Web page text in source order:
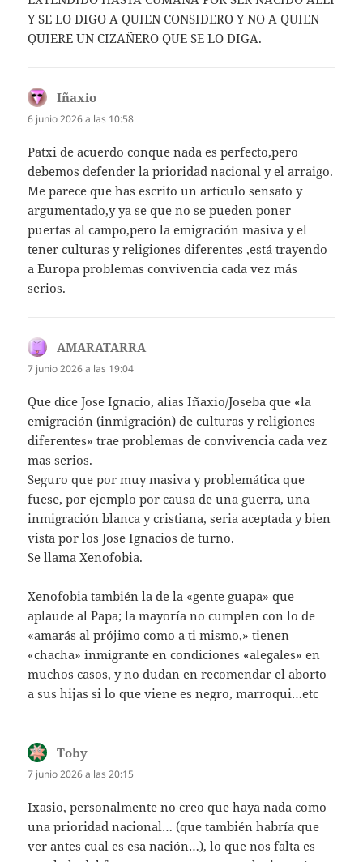
Y SE LO DIGO A QUIEN CONSIDERO Y NO A QUIEN
QUIERE UN CIZAÑERO QUE SE LO DIGA.
Iñaxio
6 junio 2026 a las 10:58
Patxi de acuerdo conque nada es perfecto,pero
debemos defender la prioridad nacional y el arraigo.
Me parece que has escrito un artículo sensato y
argumentado,y ya se que no se pueden poner
puertas al campo,pero la emigración masiva y el
tener culturas y religiones diferentes ,está trayendo
a Europa problemas convivencia cada vez más
serios.
AMARATARRA
7 junio 2026 a las 19:04
Que dice Jose Ignacio, alias Iñaxio/Joseba que «la
emigración (inmigración) de culturas y religiones
diferentes» trae problemas de convivencia cada vez
mas serios.
Seguro que por muy masiva y problemática que
fuese, por ejemplo por causa de una guerra, una
inmigración blanca y cristiana, seria aceptada y bien
vista por los Jose Ignacios de turno.
Se llama Xenofobia.
Xenofobia también la de la «gente guapa» que
aplaude al Papa; la mayoría no cumplen con lo de
«amarás al prójimo como a ti mismo,» tienen
«chacha» inmigrante en condiciones «alegales» en
muchos casos, y no dudan en recomendar el aborto
a sus hijas si lo que viene es negro, marroqui…etc
Toby
7 junio 2026 a las 20:15
Ixasio, personalmente no creo que haya nada como
una prioridad nacional… (que también habría que
ver antes cual es esa nación…), lo que nos falta es